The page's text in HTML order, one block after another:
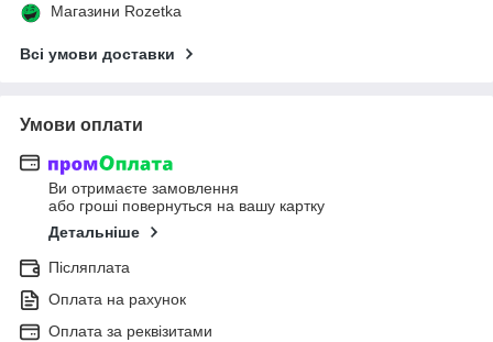
Магазини Rozetka
Всі умови доставки
Умови оплати
Ви отримаєте замовлення
або гроші повернуться на вашу картку
Детальніше
Післяплата
Оплата на рахунок
Оплата за реквізитами